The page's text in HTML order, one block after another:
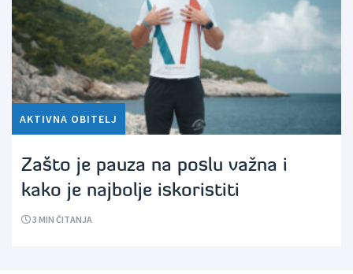
AKTIVNA OBITELJ
Zašto je pauza na poslu važna i
kako je najbolje iskoristiti
3 MIN ČITANJA